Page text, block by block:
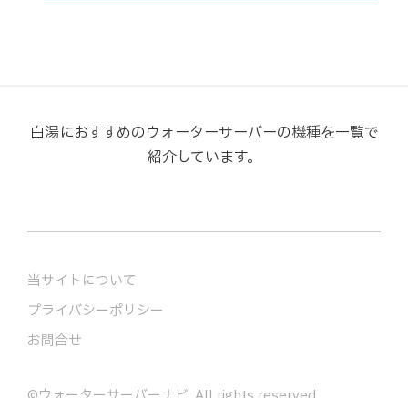
白湯におすすめのウォーターサーバーの機種を一覧で
紹介しています。
当サイトについて
プライバシーポリシー
お問合せ